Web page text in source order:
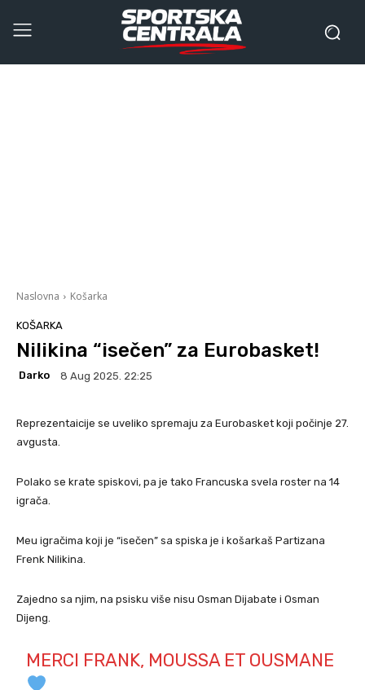
Naslovna Košarka
KOŠARKA
Nilikina “isečen” za Eurobasket!
Darko 8 Aug 2025. 22:25
Reprezentaicije se uveliko spremaju za Eurobasket koji počinje 27.
avgusta.
Polako se krate spiskovi, pa je tako Francuska svela roster na 14
igrača.
Meu igračima koji je “isečen” sa spiska je i košarkaš Partizana
Frenk Nilikina.
Zajedno sa njim, na psisku više nisu Osman Dijabate i Osman
Dijeng.
MERCI FRANK, MOUSSA ET OUSMANE